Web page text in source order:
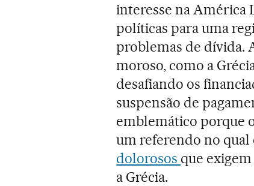
interesse na América
políticas para uma
problemas de dívida.
moroso, como a
desafiando os
suspensão de
emblemático porque
um referendo no qual
dolorosos que
a Grécia.